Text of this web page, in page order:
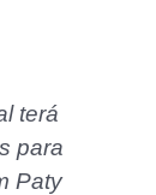
terá
para
Paty